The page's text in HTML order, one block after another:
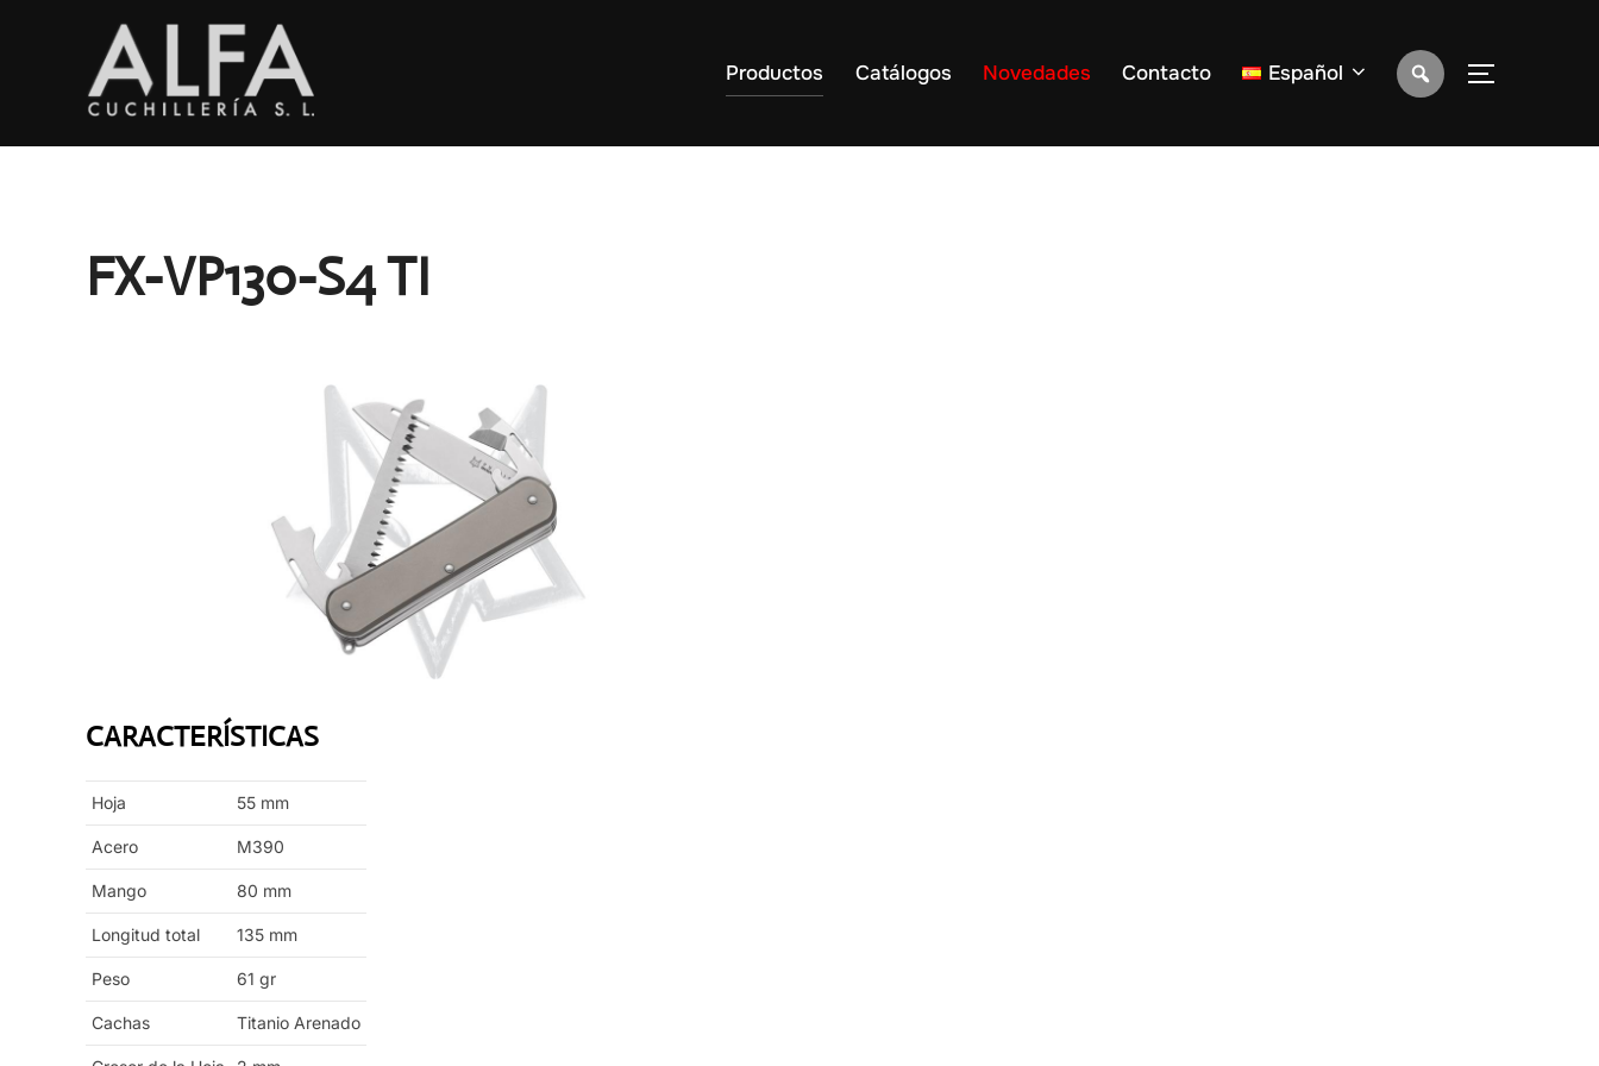
Productos Catálogos Novedades Contacto Español ALTERNAR
FX-VP130-S4 TI
CARACTERÍSTICAS
Hoja 55 mm
Acero M390
Mango 80 mm
Longitud total 135 mm
Peso 61 gr
Cachas Titanio Arenado